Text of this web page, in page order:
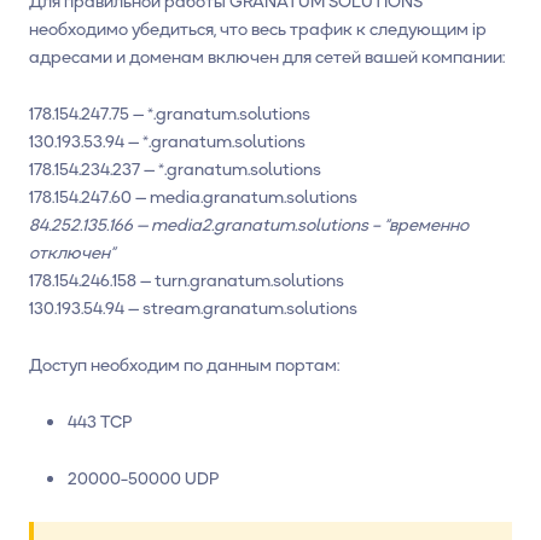
необходимо убедиться, что весь трафик к следующим ip
адресами и доменам включен для сетей вашей компании:
178.154.247.75 — *.granatum.solutions
130.193.53.94 — *.granatum.solutions
178.154.234.237 — *.granatum.solutions
178.154.247.60 — media.granatum.solutions
84.252.135.166 — media2.granatum.solutions – “временно
отключен”
178.154.246.158 — turn.granatum.solutions
130.193.54.94 — stream.granatum.solutions
Доступ необходим по данным портам:
443 TCP
20000-50000 UDP